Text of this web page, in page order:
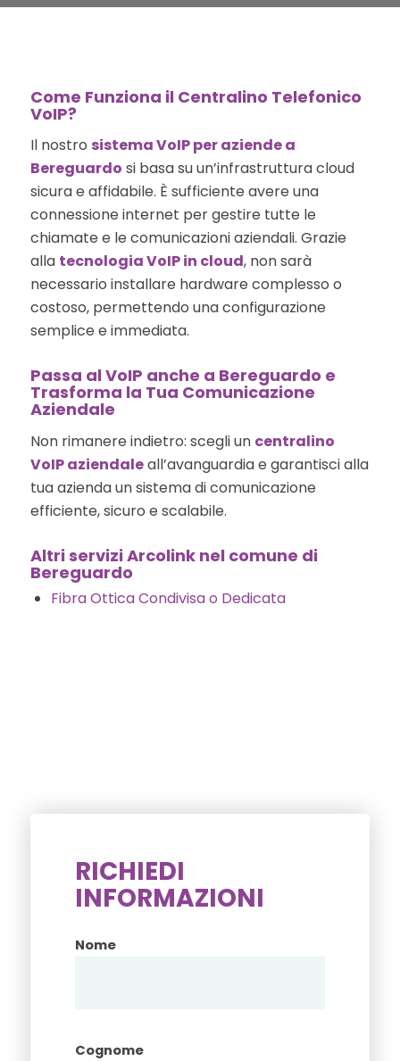
Come Funziona il Centralino Telefonico
VoIP?
Il nostro sistema VoIP per aziende a
Bereguardo si basa su un’infrastruttura cloud
sicura e affidabile. È sufficiente avere una
connessione internet per gestire tutte le
chiamate e le comunicazioni aziendali. Grazie
alla tecnologia VoIP in cloud, non sarà
necessario installare hardware complesso o
costoso, permettendo una configurazione
semplice e immediata.
Passa al VoIP anche a Bereguardo e
Trasforma la Tua Comunicazione
Aziendale
Non rimanere indietro: scegli un centralino
VoIP aziendaleall’avanguardia e garantisci alla
tua azienda un sistema di comunicazione
efficiente, sicuro e scalabile.
Altri servizi Arcolink nel comune di
Bereguardo
Fibra Ottica Condivisa o Dedicata
RICHIEDI
INFORMAZIONI
Nome
Cognome